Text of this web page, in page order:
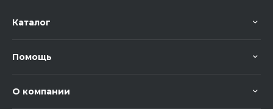
Каталог
Помощь
О компании